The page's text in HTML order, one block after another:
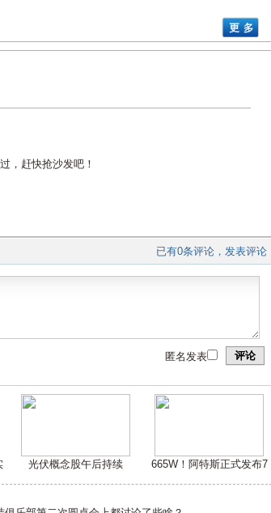
，赶快抢沙发吧！
已有0条评论，发表评论
评论
匿名发表
光伏概念股午后持续 665W！阿特斯正式发布7